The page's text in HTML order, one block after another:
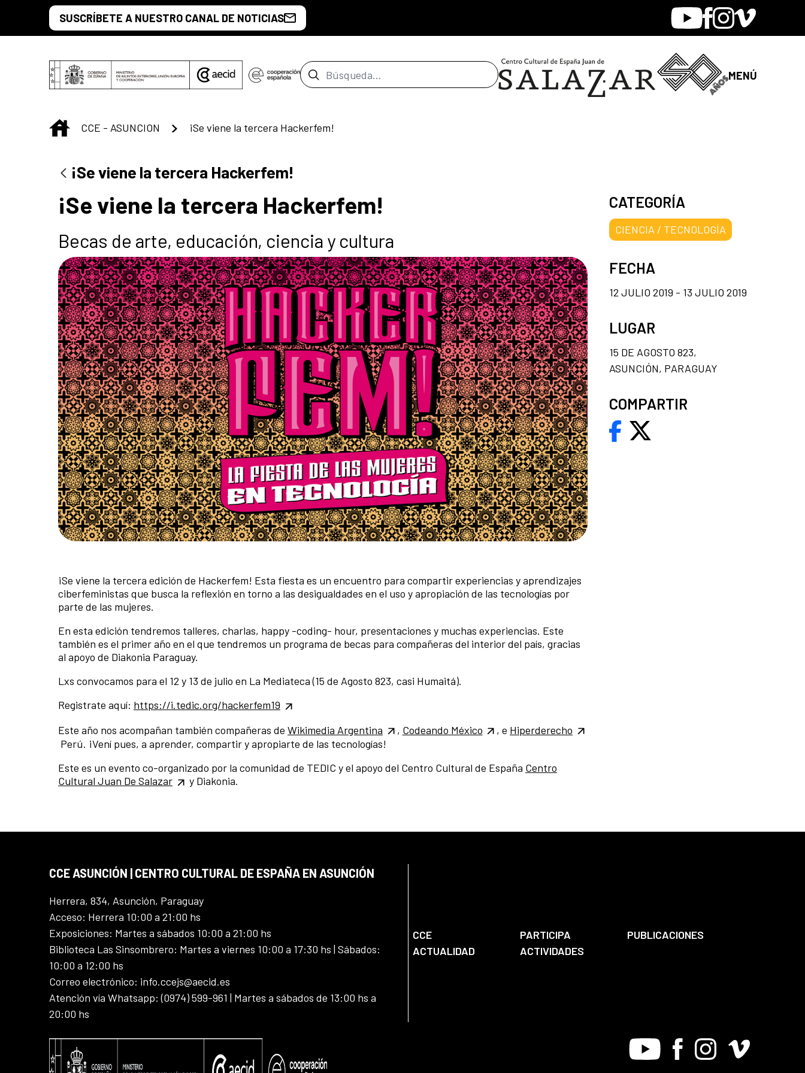
Saltar al contenido principal
SUSCRÍBETE A NUESTRO CANAL DE NOTICIAS YoutubeFacebook
Instagram
Vimeo
Barra de búsqueda MENÚ
INICIO
CCE - ASUNCION ¡Se viene la tercera Hackerfem!
¡Se viene la tercera Hackerfem!
¡Se viene la tercera Hackerfem!
Becas de arte, educación, ciencia y cultura
¡Se viene la tercera edición de Hackerfem! Esta fiesta es un encuentro para compartir experiencias y aprendizajes
ciberfeministas que busca la reflexión en torno a las desigualdades en el uso y apropiación de las tecnologías por
parte de las mujeres.
En esta edición tendremos talleres, charlas, happy -coding- hour, presentaciones y muchas experiencias. Este
también es el primer año en el que tendremos un programa de becas para compañeras del interior del país, gracias
al apoyo de Diakonia Paraguay.
Lxs convocamos para el 12 y 13 de julio en La Mediateca (15 de Agosto 823, casi Humaitá).
Registrate aquí: https://i.tedic.org/hackerfem19
Este año nos acompañan también compañeras de Wikimedia Argentina , Codeando México , e Hiperderecho
Perú. ¡Vení pues, a aprender, compartir y apropiarte de las tecnologías!
Este es un evento co-organizado por la comunidad de TEDIC y el apoyo del Centro Cultural de España Centro
Cultural Juan De Salazar
y Diakonia.
CATEGORÍA
CIENCIA / TECNOLOGÍA
FECHA
12 JULIO 2019 - 13 JULIO 2019
LUGAR
15 DE AGOSTO 823,
ASUNCIÓN, PARAGUAY
COMPARTIR
CCE ASUNCIÓN | CENTRO CULTURAL DE ESPAÑA EN ASUNCIÓN
Herrera, 834, Asunción, Paraguay
Acceso: Herrera 10:00 a 21:00 hs
Exposiciones: Martes a sábados 10:00 a 21:00 hs
Biblioteca Las Sinsombrero: Martes a viernes 10:00 a 17:30 hs | Sábados:
10:00 a 12:00 hs
Correo electrónico: info.ccejs@aecid.es
Atención vía Whatsapp: (0974) 599-961 | Martes a sábados de 13:00 hs a
20:00 hs
CCE PARTICIPA
PUBLICACIONES
ACTUALIDAD
ACTIVIDADES
Youtube FacebookInstagram
Vimeo